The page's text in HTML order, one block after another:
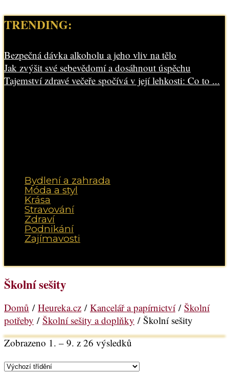
TRENDING:
Bezpečná dávka alkoholu a jeho vliv na tělo
Jak zvýšit své sebevědomí a dosáhnout úspěchu
Tajemství zdravé večeře spočívá v její lehkosti: Co to ...
Bydlení a zahrada
Móda a styl
Krása
Stravování
Zdraví
Podnikání
Zajímavosti
Školní sešity
Domů / Heureka.cz / Kancelář a papírnictví/ Školní
potřeby / Školní sešity a doplňky / Školní sešity
Zobrazeno 1. – 9. z 26 výsledků